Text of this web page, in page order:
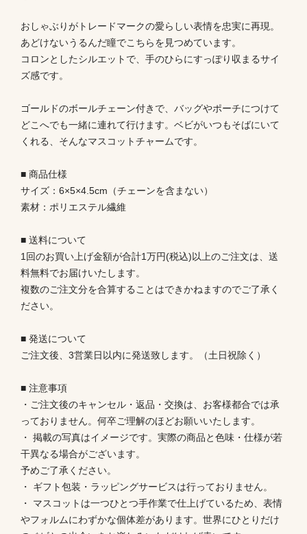
おしゃぶりがトレードマークの愛らしい表情を忠実に再現。
あどけないうるんだ瞳でこちらを見つめています。
コロンとしたシルエットで、手のひらにすっぽり収まるサイ
ズ感です。
ゴールドのボールチェーン付きで、バッグやポーチにつけて
どこへでも一緒に連れて行けます。ベビがいつもそばにいて
くれる、そんなマスコットチャームです。
■ 商品仕様
サイズ：6×5×4.5cm（チェーンを含まない）
素材：ポリエステル繊維
■ 送料について
1回のお買い上げ金額が合計1万円(税込)以上のご注文は、送
料無料でお届けいたします。
複数のご注文分を合算することはできかねますのでご了承く
ださい。
■ 発送について
ご注文後、3営業日以内に発送致します。（土日祝除く）
■ 注意事項
・ご注文後のキャンセル・返品・交換は、お客様都合では承
っておりません。何卒ご理解のほどお願いいたします。
・ 掲載の写真はイメージです。実際の商品と色味・仕様が若
干異なる場合がございます。
予めご了承ください。
・ ギフト包装・ラッピングサービスは行っておりません。
・ マスコットは一つひとつ手作業で仕上げているため、表情
やフォルムにわずかな個体差があります。世界にひとりだけ